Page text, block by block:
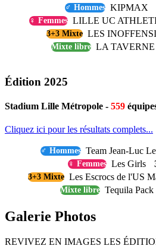
♂ Hommes KIPMAX
♀ Femmes LILLE UC
3+3 Mixte LES
Mixte libre LA TAVERNE
Édition 2025
Stadium Lille Métropole - 559
Cliquez ici pour les résultats complets...
♂ Hommes Team Jean-Luc
♀ Femmes Les Girls
3+3 Mixte Les Escrocs de l'US
Mixte libre Tequila Pack
Galerie Photos
REVIVEZ EN IMAGES LES